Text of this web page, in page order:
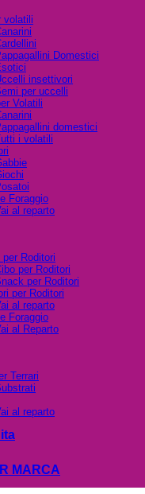
volatili
Domestici
insettivori
per uccelli
Volatili
domestici
i volatili
Foraggio
al reparto
Roditori
per Roditori
per Roditori
per Roditori
al reparto
Foraggio
al Reparto
Terrari
al reparto
MARCA